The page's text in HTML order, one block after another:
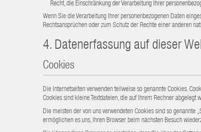
Recht, die Einschränkung der Verarbeitung Ihrer
Wenn Sie die Verarbeitung Ihrer personenbezogenen Daten
Rechtsansprüchen oder zum Schutz der Rechte einer anderen
4. Datenerfassung auf dieser
Cookies
Die Internetseiten verwenden teilweise so genannte Cookies.
Cookies sind kleine Textdateien, die auf Ihrem Rechner abgelegt
Die meisten der von uns verwendeten Cookies sind so genannte
ermöglichen es uns, Ihren Browser beim nächsten Besuch